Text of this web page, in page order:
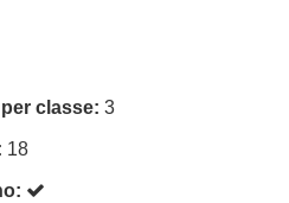
classe: 3
18